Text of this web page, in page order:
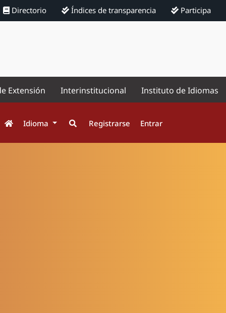
Directorio Índices de transparencia Participa
Extensión Interinstitucional Instituto de Idiomas
Idioma Registrarse Entrar